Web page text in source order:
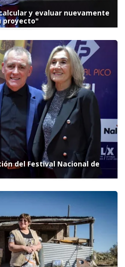
y evaluar nuevamente
proyecto"
del Festival Nacional de